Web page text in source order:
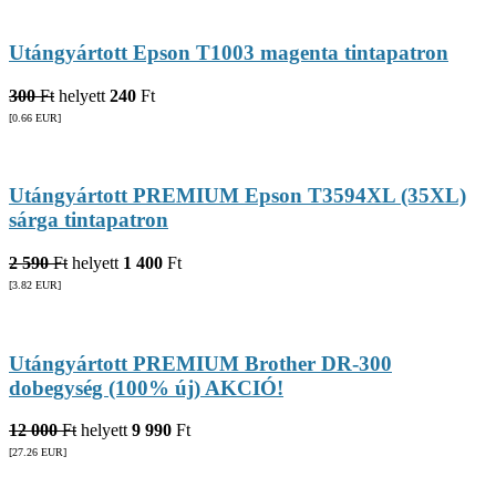
Utángyártott Epson T1003 magenta tintapatron
300 Ft helyett 240 Ft
[0.66 EUR]
Utángyártott PREMIUM Epson T3594XL (35XL)
sárga tintapatron
2 590 Ft helyett 1 400 Ft
[3.82 EUR]
Utángyártott PREMIUM Brother DR-300
dobegység (100% új) AKCIÓ!
12 000 Fthelyett9 990 Ft
[27.26 EUR]